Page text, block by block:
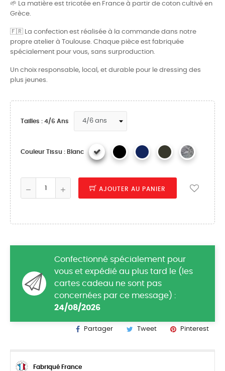
🌱 La matière est tricotée en France à partir de coton cultivé en
Grèce.
🇫🇷 La confection est réalisée à la commande dans notre
propre atelier à Toulouse. Chaque pièce est fabriquée
spécialement pour vous, sans surproduction.
Un choix responsable, local, et durable pour le dressing des
plus jeunes.
Tailles : 4/6 Ans
Couleur Tissu : Blanc
AJOUTER AU PANIER
Confectionné spécialement pour
vous et expédié au plus tard le (les
cartes cadeau ne sont pas
concernées par ce message) :
24/08/2026
Partager Tweet Pinterest
Fabriqué France